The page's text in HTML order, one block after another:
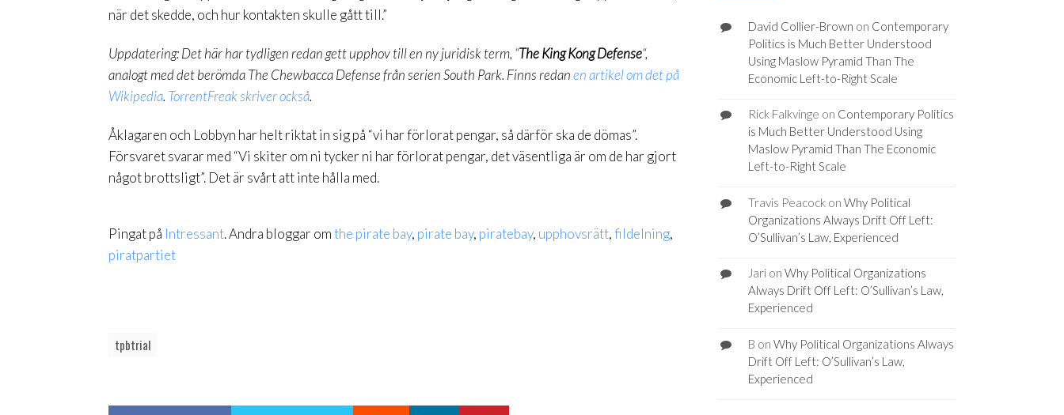
när det skedde, och hur kontakten skulle gått till.”
Uppdatering: Det här har tydligen redan gett upphov till en ny juridisk term, “The King Kong Defense“,
analogt med det berömda The Chewbacca Defense från serien South Park. Finns redanen artikel om det på
Wikipedia. TorrentFreak skriver också.
Åklagaren och Lobbyn har helt riktat in sig på “vi har förlorat pengar, så därför ska de dömas”.
Försvaret svarar med “Vi skiter om ni tycker ni har förlorat pengar, det väsentliga är om de har gjort
något brottsligt”. Det är svårt att inte hålla med.
Pingat på Intressant. Andra bloggar omthe pirate bay, pirate bay, piratebay, upphovsrätt,fildelning,
piratpartiet
tpbtrial
David Collier-Brown on Contemporary
Politics is Much Better Understood
Using Maslow Pyramid Than The
Economic Left-to-Right Scale
Rick Falkvinge on Contemporary Politics
is Much Better Understood Using
Maslow Pyramid Than The Economic
Left-to-Right Scale
Travis Peacockon Why Political
Organizations Always Drift Off Left:
O’Sullivan’s Law, Experienced
Jarion Why Political Organizations
Always Drift Off Left: O’Sullivan’s Law,
Experienced
B on Why Political Organizations Always
Drift Off Left: O’Sullivan’s Law,
Experienced